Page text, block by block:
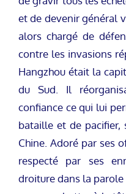
et de devenir général
alors chargé de
contre les invasions
Hangzhou était la
du Sud. Il
confiance ce qui lui
bataille et de
Chine. Adoré par ses
respecté par ses
droiture dans la